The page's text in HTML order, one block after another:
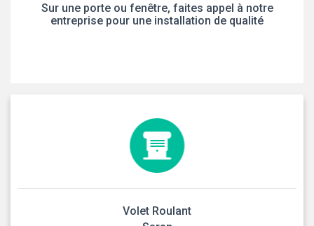
Sur une porte ou fenêtre, faites appel à notre
entreprise pour une installation de qualité
Volet Roulant